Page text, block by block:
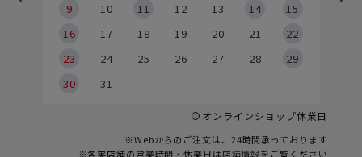
9
10 11 12 13 14
15
16
17 18 19 20 21
22
23
24 25 26 27 28
29
30
31
オンラインショップ休業日
※Webからのご注文は、24時間承っております
※各実店舗の営業時間・休業日は店舗情報をご覧ください